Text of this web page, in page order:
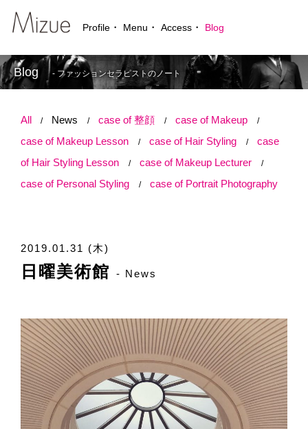
Profile Menu Access Blog
Blog - ファッションセラピストのノート
All News case of 整顔
case of Makeup
case of Makeup Lesson
case of Hair Styling
case
of Hair Styling Lesson
case of Makeup Lecturer
case of Personal Styling
case of Portrait Photography
2019.01.31 (木)
日曜美術館 - News